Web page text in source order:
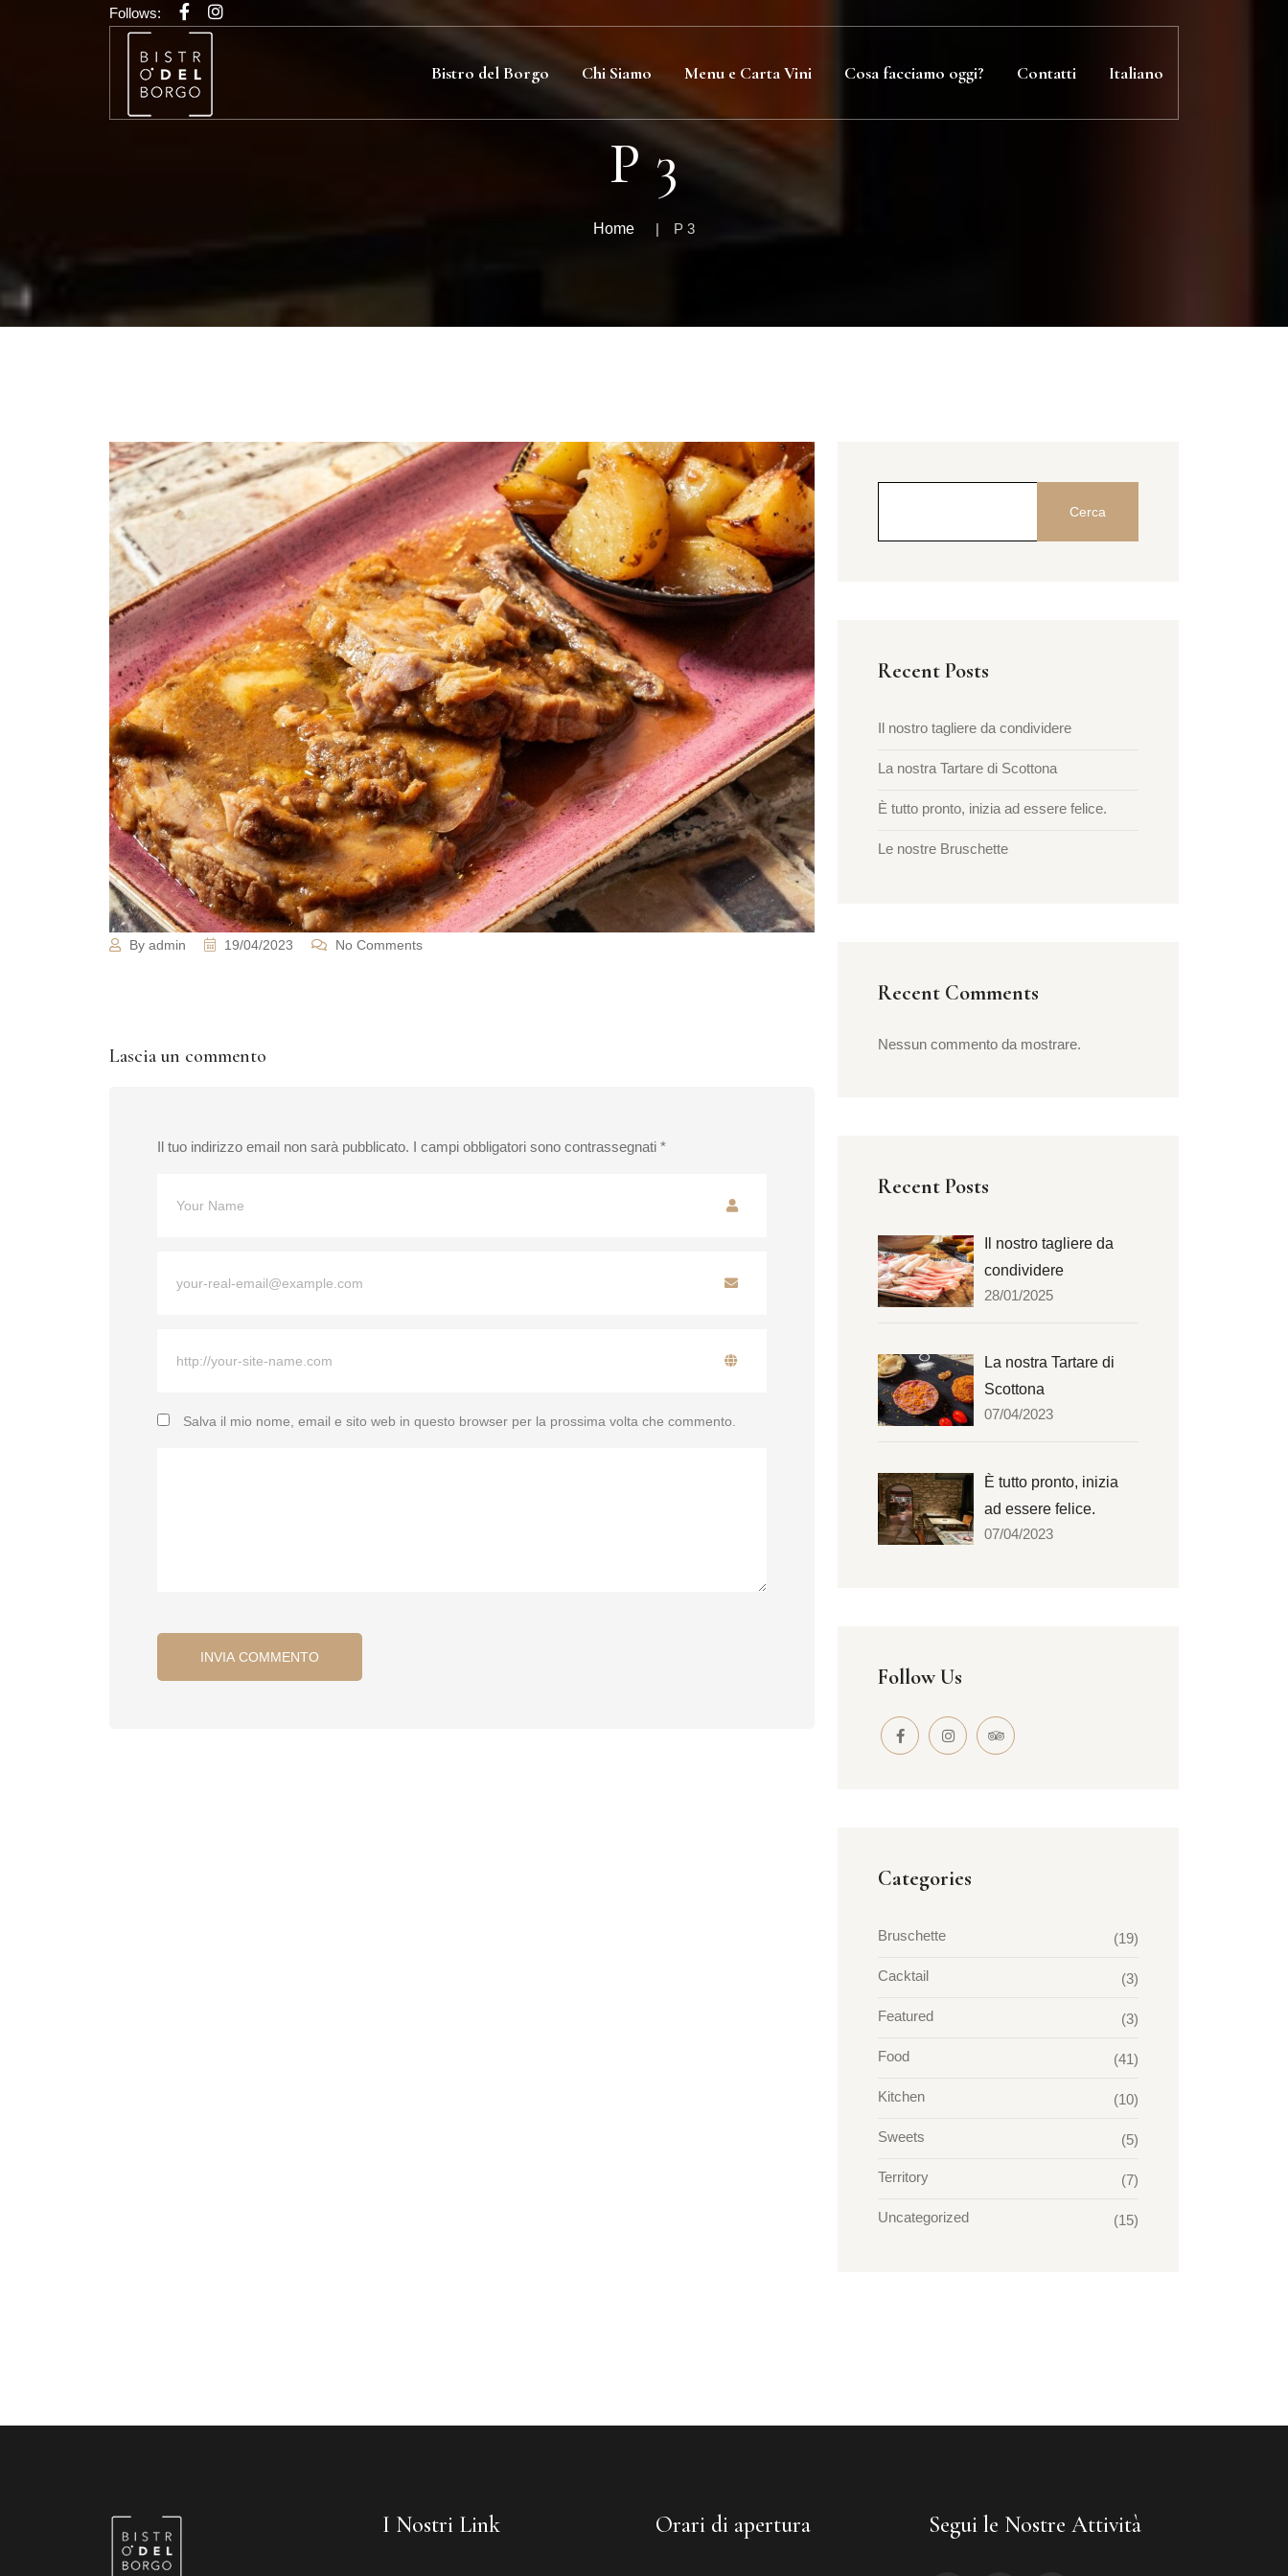
Follows:
Bistro del Borgo Chi Siamo Menu e Carta Vini Cosa facciamo oggi? Contatti Italiano
P 3
Home P 3
By admin 19/04/2023 No Comments
Lascia un commento
Il tuo indirizzo email non sarà pubblicato. I campi obbligatori sono contrassegnati *
Salva il mio nome, email e sito web in questo browser per la prossima volta che commento.
Cerca
Recent Posts
Il nostro tagliere da condividere
La nostra Tartare di Scottona
È tutto pronto, inizia ad essere felice.
Le nostre Bruschette
Recent Comments
Nessun commento da mostrare.
Recent Posts
Il nostro tagliere da
condividere
28/01/2025
La nostra Tartare di
Scottona
07/04/2023
È tutto pronto, inizia
ad essere felice.
07/04/2023
Follow Us
Categories
Bruschette (19)
Cacktail (3)
Featured (3)
Food (41)
Kitchen (10)
Sweets (5)
Territory (7)
Uncategorized (15)
I Nostri Link Orari di apertura Segui le Nostre Attività